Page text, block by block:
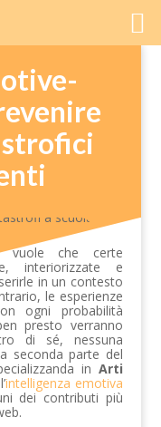
vuole che certe
interiorizzate e
in un contesto
le esperienze
ogni probabilità
presto verranno
di sé, nessuna
seconda parte del
in Arti
intelligenza emotiva
dei contributi più